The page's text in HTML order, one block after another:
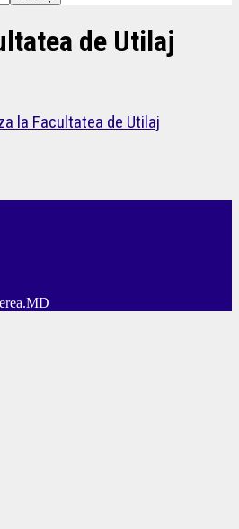
de Utilaj
la Facultatea de Utilaj